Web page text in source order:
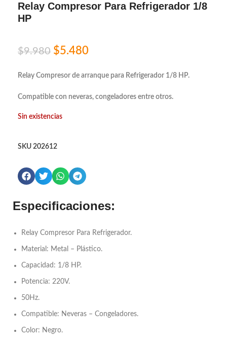
Relay Compresor Para Refrigerador 1/8
HP
$9.980 $5.480
Relay Compresor de arranque para Refrigerador 1/8 HP.
Compatible con neveras, congeladores entre otros.
Sin existencias
SKU 202612
Especificaciones:
Relay Compresor Para Refrigerador.
Material: Metal – Plástico.
Capacidad: 1/8 HP.
Potencia: 220V.
50Hz.
Compatible: Neveras – Congeladores.
Color: Negro.